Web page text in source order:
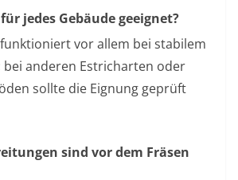
jedes Gebäude geeignet?
vor allem bei stabilem
anderen Estricharten oder
sollte die Eignung geprüft
sind vor dem Fräsen